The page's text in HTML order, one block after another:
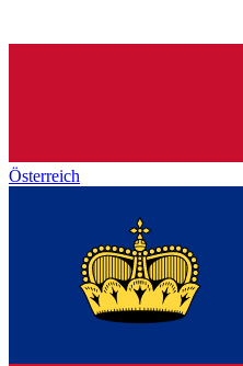
Österreich